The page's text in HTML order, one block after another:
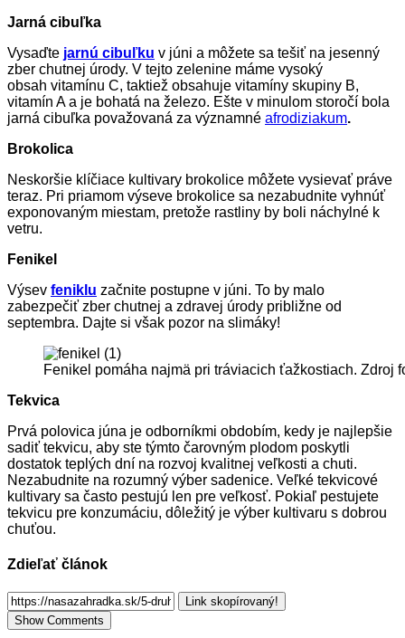
Jarná cibuľka
Vysaďte jarnú cibuľku v júni a môžete sa tešiť na jesenný
zber chutnej úrody. V tejto zelenine máme vysoký
obsah vitamínu C, taktiež obsahuje vitamíny skupiny B,
vitamín A a je bohatá na železo. Ešte v minulom storočí bola
jarná cibuľka považovaná za významné afrodiziakum.
Brokolica
Neskoršie klíčiace kultivary brokolice môžete vysievať práve
teraz. Pri priamom výseve brokolice sa nezabudnite vyhnúť
exponovaným miestam, pretože rastliny by boli náchylné k
vetru.
Fenikel
Výsev feniklu začnite postupne v júni. To by malo
zabezpečiť zber chutnej a zdravej úrody približne od
septembra. Dajte si však pozor na slimáky!
Fenikel pomáha najmä pri tráviacich ťažkostiach. Zdroj
Tekvica
Prvá polovica júna je odborníkmi obdobím, kedy je najlepšie
sadiť tekvicu, aby ste týmto čarovným plodom poskytli
dostatok teplých dní na rozvoj kvalitnej veľkosti a chuti.
Nezabudnite na rozumný výber sadenice. Veľké tekvicové
kultivary sa často pestujú len pre veľkosť. Pokiaľ pestujete
tekvicu pre konzumáciu, dôležitý je výber kultivaru s dobrou
chuťou.
Zdieľať článok
Link skopírovaný!
Show Comments